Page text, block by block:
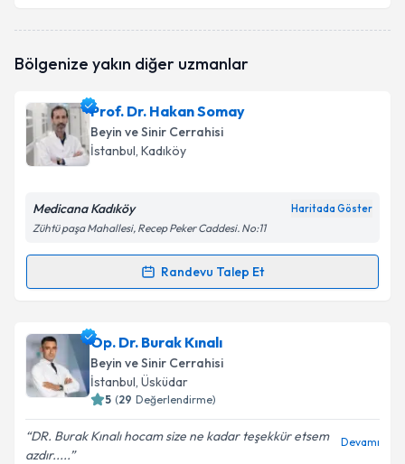
talebi oluşturun. Size bu uzmandan randevu almanız
bilgilendireceğiz.
E-posta Adresiniz
Kişisel verilerimin işlenmesine ilişkin
kapsamda işlenmesini kabul ediyorum.
Bölgenize yakın diğer uzmanlar
Prof. Dr. Hakan Somay
Beyin ve Sinir Cerrahisi
İstanbul, Kadıköy
Medicana Kadıköy Haritada Göster
Zühtü paşa Mahallesi, Recep Peker Caddesi. No:11
Randevu Talep Et
Randevu Takvimi Talebi
Prof. Dr. Hakan Somayiçin randevu takvimi talebi
oluşturun. Size bu uzmandan randevu almanız için bir
takvim hazırlandığında e-posta ile bilgilendireceğiz.
Op. Dr. Burak Kınalı
Beyin ve Sinir Cerrahisi
İstanbul, Üsküdar
5 (29 Değerlendirme)
DR. Burak Kınalı hocam size ne kadar teşekkür etsem
azdır.....
Devamı